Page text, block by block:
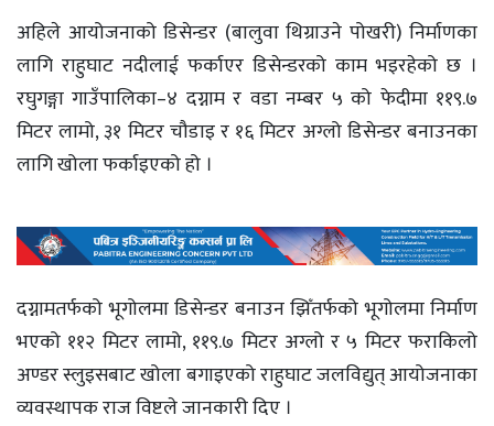
अहिले आयोजनाको डिसेन्डर (बालुवा थिग्राउने पोखरी) निर्माणका
लागि राहुघाट नदीलाई फर्काएर डिसेन्डरको काम भइरहेको छ ।
रघुगङ्गा गाउँपालिका–४ दग्नाम र वडा नम्बर ५ को फेदीमा ११९.७
मिटर लामो, ३१ मिटर चौडाइ र १६ मिटर अग्लो डिसेन्डर बनाउनका
लागि खोला फर्काइएको हो ।
दग्नामतर्फको भूगोलमा डिसेन्डर बनाउन झिँतर्फको भूगोलमा निर्माण
भएको ११२ मिटर लामो, ११९.७ मिटर अग्लो र ५ मिटर फराकिलो
अण्डर स्लुइसबाट खोला बगाइएको राहुघाट जलविद्युत् आयोजनाका
व्यवस्थापक राज विष्टले जानकारी दिए ।